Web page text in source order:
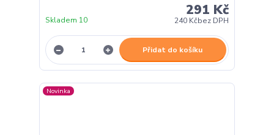
291 Kč
240 Kčbez DPH
Skladem 10
Přidat do košíku
Novinka